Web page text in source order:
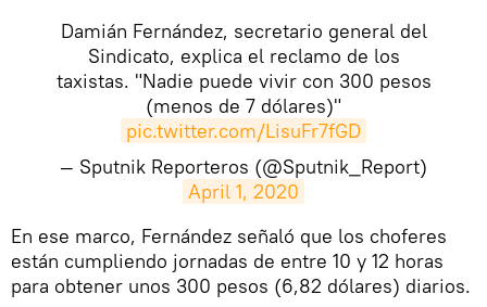
Damián Fernández, secretario general del
Sindicato, explica el reclamo de los
taxistas. "Nadie puede vivir con 300 pesos
(menos de 7 dólares)"
pic.twitter.com/LisuFr7fGD
— Sputnik Reporteros (@Sputnik_Report)
April 1, 2020
En ese marco, Fernández señaló que los choferes
están cumpliendo jornadas de entre 10 y 12 horas
para obtener unos 300 pesos (6,82 dólares) diarios.